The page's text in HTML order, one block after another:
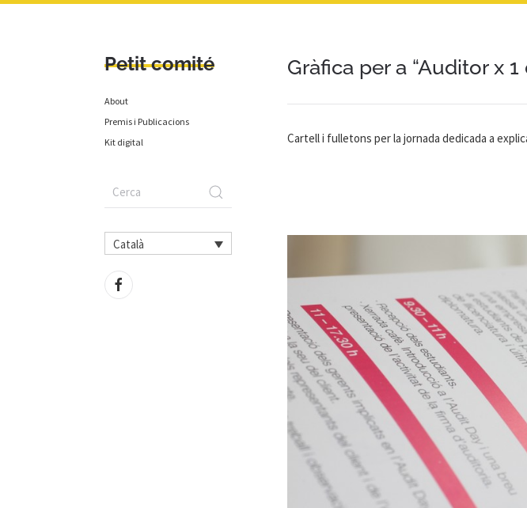
Petit comité
About
Premis i Publicacions
Kit digital
Català
Gràfica per a “Auditor x 1
Cartell i fulletons per la jornada dedicada a